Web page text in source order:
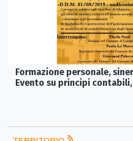
Formazione personale,
Evento su principi